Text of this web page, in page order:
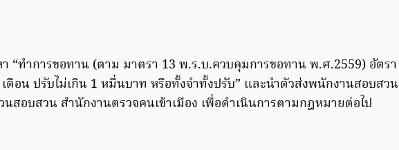
“ทำการขอทาน (ตาม มาตรา 13 พ.ร.บ.ควบคุมการขอทาน พ.ศ.2559) อัตรา
ดือน ปรับไม่เกิน 1 หมื่นบาท หรือทั้งจำทั้งปรับ” และนำตัวส่งพนักงานสอบสวน
สอบสวน สำนักงานตรวจคนเข้าเมือง เพื่อดำเนินการตามกฎหมายต่อไป